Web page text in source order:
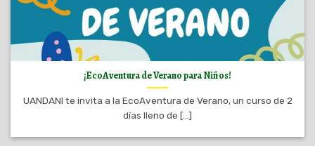
¡EcoAventura de Verano para Niños!
UANDANI te invita a la EcoAventura de Verano, un curso de 2
días lleno de [...]